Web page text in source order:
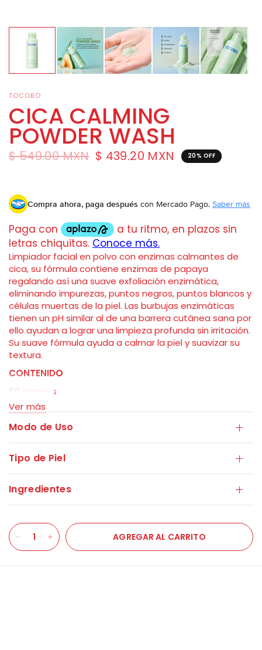
TOCOBO
CICA CALMING
POWDER WASH
$ 549.00 MXN $ 439.20 MXN 20% OFF
Compra ahora, paga después con Mercado Pago.Saber más
Limpiador facial en polvo con enzimas calmantes de
cica, su fórmula contiene enzimas de papaya
regalando así una suave exfoliación enzimática,
eliminando impurezas, puntos negros, puntos blancos y
células muertas de la piel. Las burbujas enzimáticas
tienen un pH similar al de una barrera cutánea sana por
ello ayudan a lograr una limpieza profunda sin irritación.
Su suave fórmula ayuda a calmar la piel y suavizar su
textura.
CONTENIDO
50 gramos
Ver más
Modo de Uso
Tipo de Piel
Ingredientes
AGREGAR AL CARRITO